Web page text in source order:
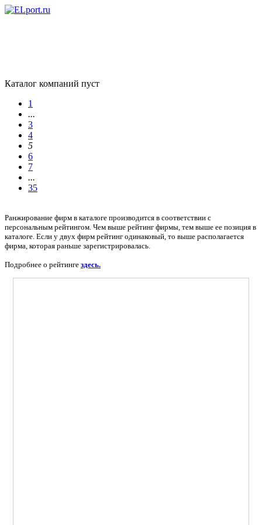
Каталог компаний пуст
1
...
3
4
5
6
7
...
35
Ранжирование фирм в каталоге производится в соответствии с
персональным рейтингом. Чем выше рейтинг фирмы, тем выше ее позиция в
каталоге. Если у двух фирм рейтинг одинаковый, то выше располагается
фирма, которая раньше зарегистрировалась.
Подробнее о рейтинге здесь.